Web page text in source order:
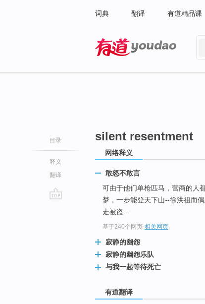
词典 翻译 有道精品课
目录
释义
翻译
silent resentment
网络释义
敢怒不敢言
可由于他们单枪匹马，营商的人
梦，一步能登天下山--徐洪祖而
走被盗...
基于240个网页-相关网页
寂静的幽怨
寂静的幽怨乐队
与我一起等待死亡
有道翻译